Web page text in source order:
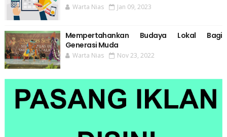
Warta Nias Jan 09, 2023
Mempertahankan Budaya Lokal Bagi
Generasi Muda
Warta Nias Nov 23, 2022